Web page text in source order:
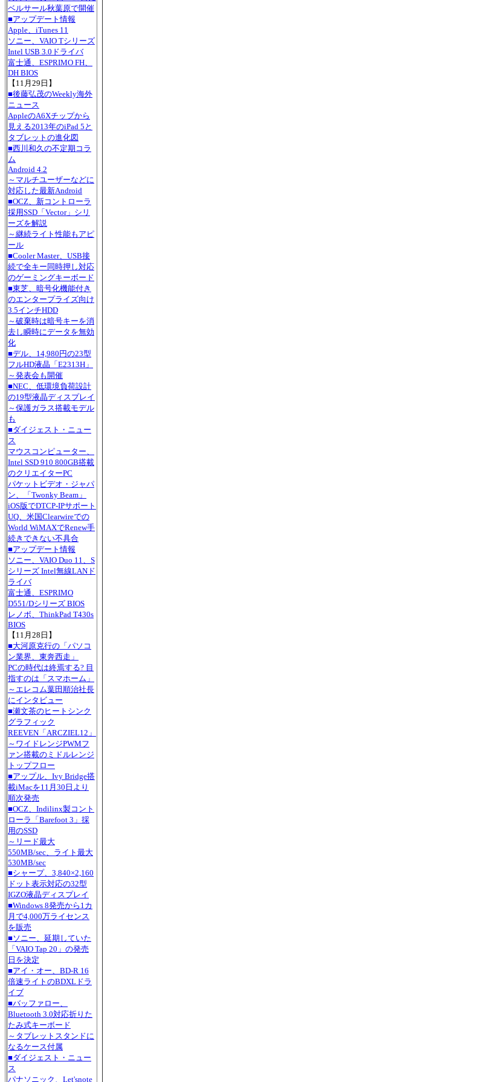
ベルサール秋葉原で開催
■アップデート情報
Apple、iTunes 11
ソニー、VAIO Tシリーズ
Intel USB 3.0ドライバ
富士通、ESPRIMO FH、
DH BIOS
【11月29日】
■後藤弘茂のWeekly海外
ニュース
AppleのA6Xチップから
見える2013年のiPad 5と
タブレットの進化図
■西川和久の不定期コラ
ム
Android 4.2
～マルチユーザーなどに
対応した最新Android
■OCZ、新コントローラ
採用SSD「Vector」シリ
ーズを解説
～継続ライト性能もアピ
ール
■Cooler Master、USB接
続で全キー同時押し対応
のゲーミングキーボード
■東芝、暗号化機能付き
のエンタープライズ向け
3.5インチHDD
～破棄時は暗号キーを消
去し瞬時にデータを無効
化
■デル、14,980円の23型
フルHD液晶「E2313H」
～発表会も開催
■NEC、低環境負荷設計
の19型液晶ディスプレイ
～保護ガラス搭載モデル
も
■ダイジェスト・ニュー
ス
マウスコンピューター、
Intel SSD 910 800GB搭載
のクリエイターPC
パケットビデオ・ジャパ
ン、「Twonky Beam」
iOS版でDTCP-IPサポート
UQ、米国Clearwireでの
World WiMAXでRenew手
続きできない不具合
■アップデート情報
ソニー、VAIO Duo 11、S
シリーズ Intel無線LANド
ライバ
富士通、ESPRIMO
D551/Dシリーズ BIOS
レノボ、ThinkPad T430s
BIOS
【11月28日】
■大河原克行の「パソコ
ン業界、東奔西走」
PCの時代は終焉する? 目
指すのは「スマホーム」
～エレコム葉田順治社長
にインタビュー
■瀬文茶のヒートシンク
グラフィック
REEVEN「ARCZIEL12」
～ワイドレンジPWMフ
ァン搭載のミドルレンジ
トップフロー
■アップル、Ivy Bridge搭
載iMacを11月30日より
順次発売
■OCZ、Indilinx製コント
ローラ「Barefoot 3」採
用のSSD
～リード最大
550MB/sec、ライト最大
530MB/sec
■シャープ、3,840×2,160
ドット表示対応の32型
IGZO液晶ディスプレイ
■Windows 8発売から1カ
月で4,000万ライセンス
を販売
■ソニー、延期していた
「VAIO Tap 20」の発売
日を決定
■アイ・オー、BD-R 16
倍速ライトのBDXLドラ
イブ
■バッファロー、
Bluetooth 3.0対応折りた
たみ式キーボード
～タブレットスタンドに
なるケース付属
■ダイジェスト・ニュー
ス
パナソニック、Let'snote